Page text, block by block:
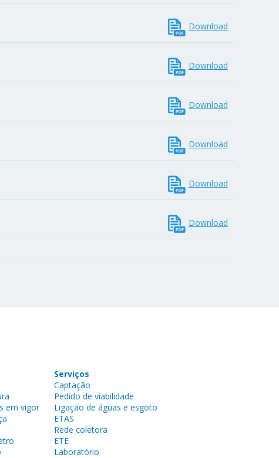
Download
Download
Download
Download
Download
Download
em vigor
Serviços
Captação
Pedido de viabilidade
Ligação de águas e esgoto
ETAS
Rede coletora
ETE
Laboratório